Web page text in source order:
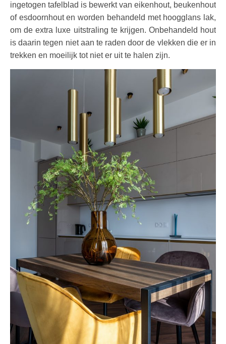
ingetogen tafelblad is bewerkt van eikenhout, beukenhout
of esdoornhout en worden behandeld met hoogglans lak,
om de extra luxe uitstraling te krijgen. Onbehandeld hout
is daarin tegen niet aan te raden door de vlekken die er in
trekken en moeilijk tot niet er uit te halen zijn.